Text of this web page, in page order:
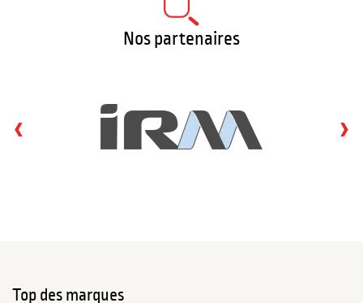
Nos partenaires
‹ ›
Top des marques